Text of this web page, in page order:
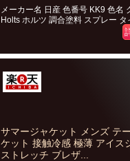
メーカー名 日産 色番号 KK9 色名
Holts ホルツ 調合塗料 スプレー タ
サマージャケット メンズ テ
ケット 接触冷感 極薄 アイス
ストレッチ ブレザ...